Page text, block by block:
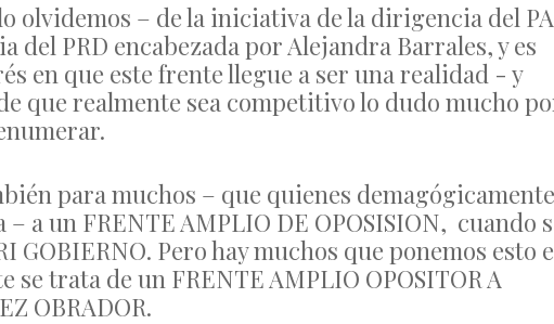
olvidemos – de la iniciativa de la dirigencia del
del PRD encabezada por Alejandra Barrales, y es
en que este frente llegue a ser una realidad - y
que realmente sea competitivo lo dudo mucho
para muchos – que quienes demagógicamente
a un FRENTE AMPLIO DE OPOSISION, cuando
Pero hay muchos que ponemos esto
trata de un FRENTE AMPLIO OPOSITOR A
OBRADOR.